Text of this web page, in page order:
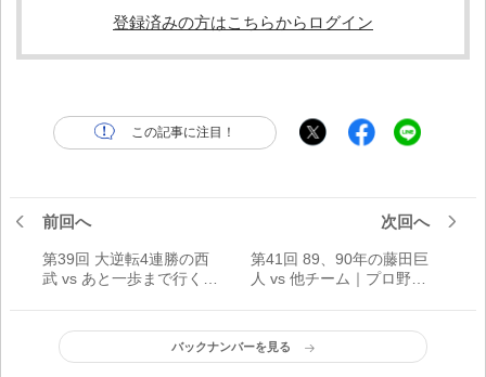
登録済みの方はこちらからログイン
この記事に注目！
前回へ
第39回 大逆転4連勝の西
武 vs あと一歩まで行くも
年史
次回へ
第41回 89、90年の藤田巨
人 vs 他チーム｜プロ野球
バックナンバーを見る